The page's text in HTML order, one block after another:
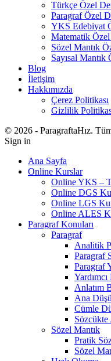
Türkçe Özel
Paragraf Özel
YKS Edebiyat
Matematik
Sözel Mantık
Sayısal Mantık
Blog
İletişim
Hakkımızda
Çerez Politikası
Gizlilik
© 2026 - ParagraftaHız. Tüm
Sign in
Ana Sayfa
Online Kurslar
Online YKS –
Online DGS
Online LGS
Online ALES
Paragraf Konuları
Paragraf
Analitik
Paragraf
Paragraf
Anlatım
Ana
Cümle
Sözel Mantık
Pratik
Sözel